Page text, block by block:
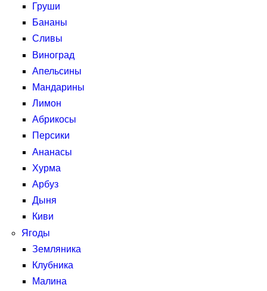
Груши
Бананы
Сливы
Виноград
Апельсины
Мандарины
Лимон
Абрикосы
Персики
Ананасы
Хурма
Арбуз
Дыня
Киви
Ягоды
Земляника
Клубника
Малина